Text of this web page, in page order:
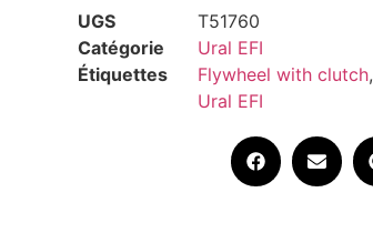
UGS
T51760
Catégorie
Ural EFI
Étiquettes
Flywheel with clutch,
Ural EFI